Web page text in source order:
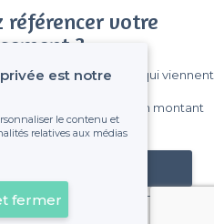
référencer votre
?
le million de visiteurs qui viennent
vous payez un montant
déraper la facture.
établissement
client
est notre
le contenu et
relatives aux médias
fermer